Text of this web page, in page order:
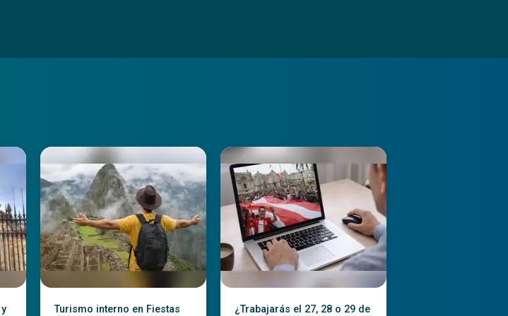
Turismo interno en Fiestas ¿Trabajarás el 27, 28 o 29 de